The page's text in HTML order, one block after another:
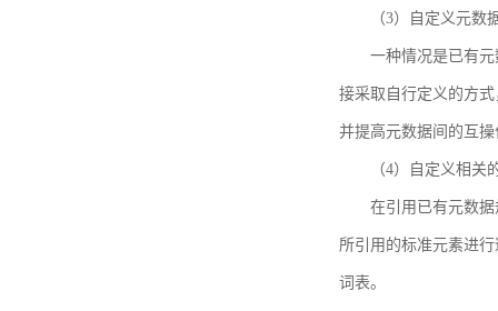
（3）自定义元数
一种情况是已有
接采取自行定义的方
并提高元数据间的互
（4）自定义相关
在引用已有元数
所引用的标准元素进
词表。